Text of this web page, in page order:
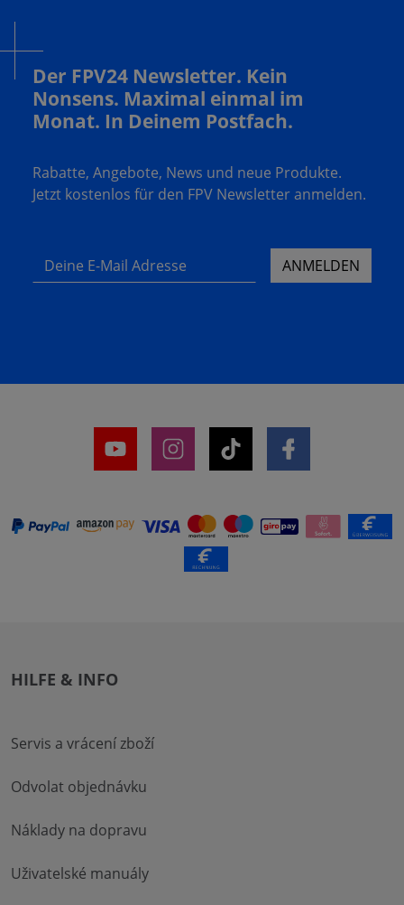
Der FPV24 Newsletter. Kein
Nonsens. Maximal einmal im
Monat. In Deinem Postfach.
Rabatte, Angebote, News und neue Produkte.
Jetzt kostenlos für den FPV Newsletter anmelden.
Deine E-Mail Adresse ANMELDEN
HILFE & INFO
Servis a vrácení zboží
Odvolat objednávku
Náklady na dopravu
Uživatelské manuály